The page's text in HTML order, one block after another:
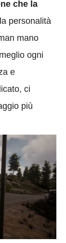
che la
personalità
mano
ogni
e
ci
più